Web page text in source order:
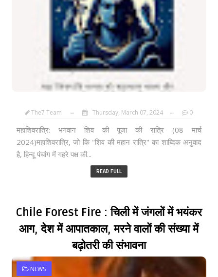
The7 Team Thursday, March 07, 2024 0
महाशिवरात्रि: भगवान शिव की पूजा की रात्रि (08 मार्च
2024)महाशिवरात्रि, जो कि "शिव की महान रात्रि" का शाब्दिक अनुवाद
है, हिन्दू पंचांग में गहरे पक्ष की...
READ FULL
Chile Forest Fire : चिली में जंगलों में भयंकर
आग, देश में आपातकाल, मरने वालों की संख्या में
बढ़ोतरी की संभावना
NEWS